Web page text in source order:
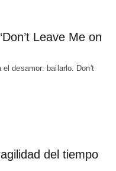
Leave Me on
desamor: bailarlo. Don't
del tiempo